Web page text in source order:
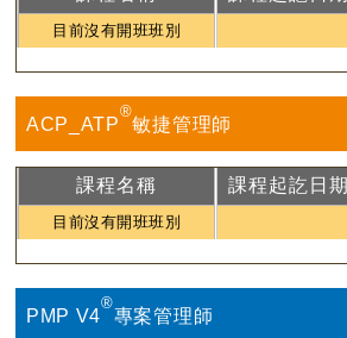
目前沒有開班班別
ACP_ATP
®
敏捷管理師
課程起訖日期
課程名稱
目前沒有開班班別
PMP V4
®
專案管理師